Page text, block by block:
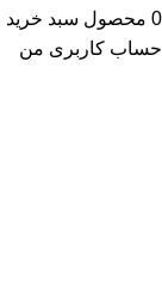
0 محصول سبد خرید
حساب کاربری من